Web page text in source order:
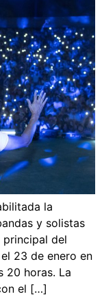
la
y solistas
principal del
23 de enero en
20 horas. La
el […]